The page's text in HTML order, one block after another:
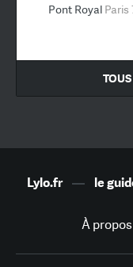
Pont Royal Paris
Lylo.fr— le
À propos